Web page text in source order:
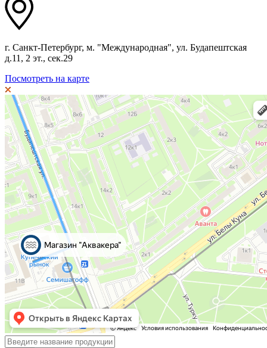
г. Санкт-Петербург, м. "Международная", ул. Будапештская
д.11, 2 эт., сек.29
Посмотреть на карте